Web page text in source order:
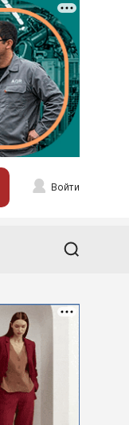
Войти